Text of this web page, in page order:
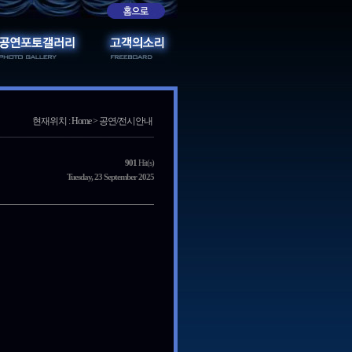
현재위치 : Home > 공연/전시안내
901 Hit(s)
Tuesday, 23 September 2025